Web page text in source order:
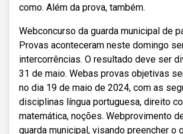
como. Além da prova, também.
Webconcurso da guarda municipal de
Provas aconteceram neste domingo
intercorrências. O resultado deve ser
31 de maio. Webas provas objetivas
no dia 19 de maio de 2024, com as
disciplinas língua portuguesa, direito
matemática, noções. Webprovimento
guarda municipal, visando preencher o